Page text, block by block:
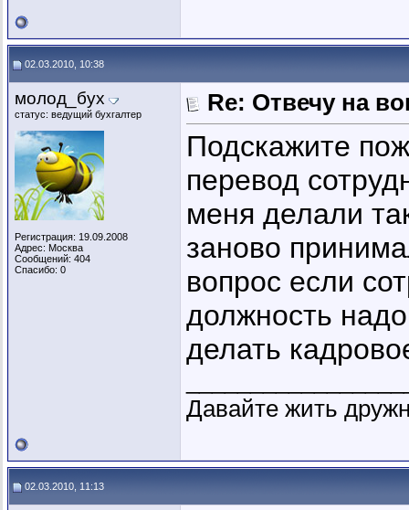
02.03.2010, 10:38
молод_бух
статус: ведущий бухгалтер
Регистрация: 19.09.2008
Адрес: Москва
Сообщений: 404
Спасибо: 0
Re: Отвечу на
Подскажите
перевод
меня делали
заново
вопрос если
должность
делать
Давайте жить
02.03.2010, 11:13